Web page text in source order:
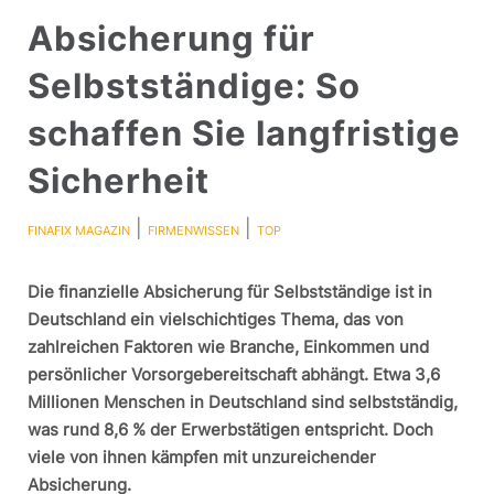
Absicherung für
Selbstständige: So
schaffen Sie langfristige
Sicherheit
FINAFIX MAGAZIN| FIRMENWISSEN| TOP
Die finanzielle Absicherung für Selbstständige ist in
Deutschland ein vielschichtiges Thema, das von
zahlreichen Faktoren wie Branche, Einkommen und
persönlicher Vorsorgebereitschaft abhängt. Etwa 3,6
Millionen Menschen in Deutschland sind selbstständig,
was rund 8,6 % der Erwerbstätigen entspricht. Doch
viele von ihnen kämpfen mit unzureichender
Absicherung.